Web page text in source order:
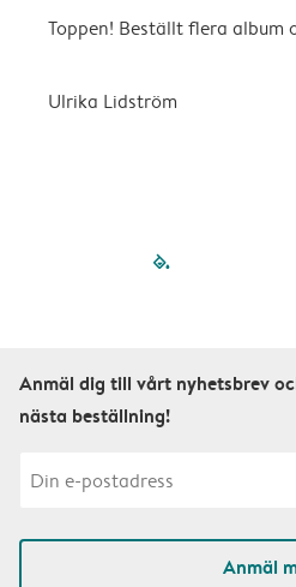
Toppen! Beställt flera album
Ulrika Lidström
filled-
Anmäl dig till vårt nyhetsbrev
nästa beställning!
Anmäl